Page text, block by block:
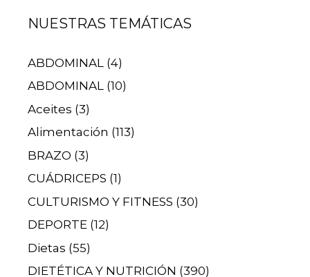
NUESTRAS TEMÁTICAS
ABDOMINAL (4)
ABDOMINAL (10)
Aceites (3)
Alimentación (113)
BRAZO (3)
CUÁDRICEPS (1)
CULTURISMO Y FITNESS (30)
DEPORTE (12)
Dietas (55)
DIETÉTICA Y NUTRICIÓN (390)